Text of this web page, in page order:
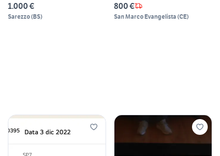
1.000 €
Sarezzo(BS)
800 €
San Marco Evangelista (CE)